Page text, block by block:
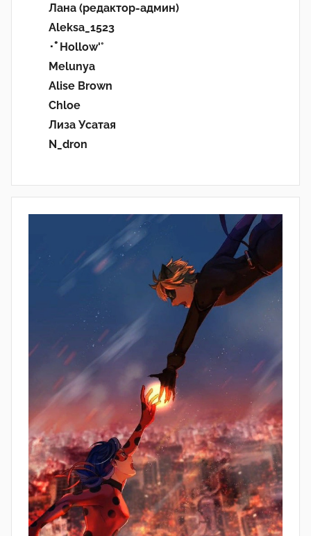
Лана (редактор-админ)
Aleksa_1523
･ﾟHollow'°
Melunya
Alise Brown
Chloe
Лиза Усатая
N_dron